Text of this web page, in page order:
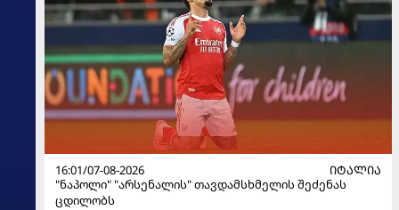
16:01/07-08-2026
ᲘᲢᲐᲚᲘᲐ
"ნაპოლი" "არსენალის" თავდამსხმელის შეძენას
ცდილობს